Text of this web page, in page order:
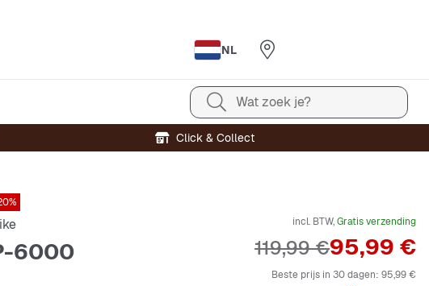
NL
Wat zoek je?
Click & Collect
6000
incl. BTW,Gratis verzending
Prijs
95,99 €
Originele Prijs
119,99 €
Beste prijs in 30 dagen: 95,99 €